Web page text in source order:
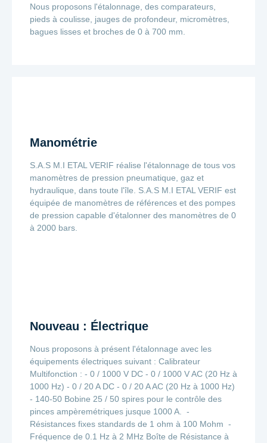
Nous proposons l'étalonnage, des comparateurs,
pieds à coulisse, jauges de profondeur, micromètres,
bagues lisses et broches de 0 à 700 mm.
Manométrie
S.A.S M.I ETAL VERIF réalise l'étalonnage de tous vos
manomètres de pression pneumatique, gaz et
hydraulique, dans toute l'île. S.A.S M.I ETAL VERIF est
équipée de manomètres de références et des pompes
de pression capable d'étalonner des manomètres de 0
à 2000 bars.
Nouveau : Électrique
Nous proposons à présent l'étalonnage avec les
équipements électriques suivant : Calibrateur
Multifonction : - 0 / 1000 V DC - 0 / 1000 V AC (20 Hz à
1000 Hz) - 0 / 20 A DC - 0 / 20 A AC (20 Hz à 1000 Hz)
- 140-50 Bobine 25 / 50 spires pour le contrôle des
pinces ampèremétriques jusque 1000 A. -
Résistances fixes standards de 1 ohm à 100 Mohm -
Fréquence de 0.1 Hz à 2 MHz Boîte de Résistance à